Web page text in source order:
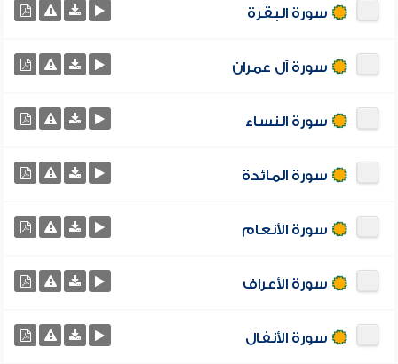
سورة البقرة
سورة آل عمران
سورة النساء
سورة المائدة
سورة الأنعام
سورة الأعراف
سورة الأنفال